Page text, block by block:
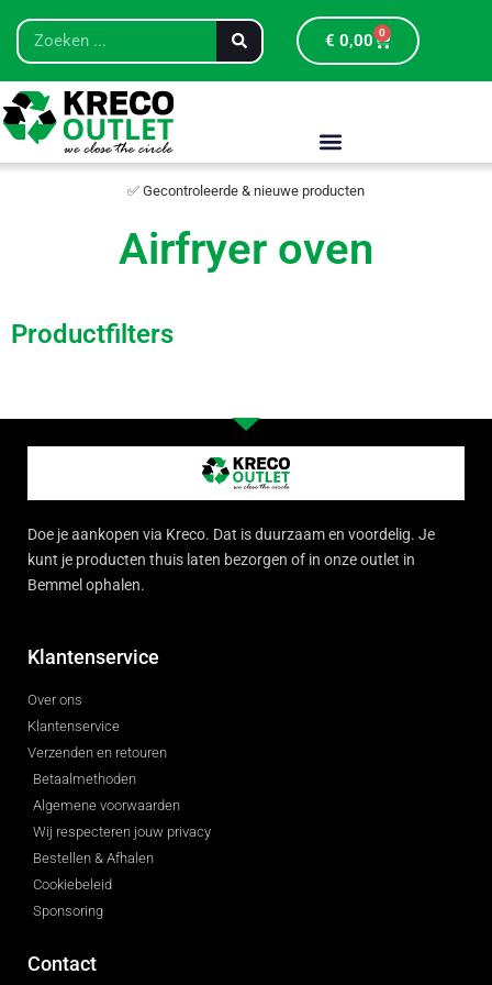
€ 0,00 0
✅ Gecontroleerde & nieuwe producten
Airfryer oven
Productfilters
Doe je aankopen via Kreco. Dat is duurzaam en voordelig. Je
kunt je producten thuis laten bezorgen of in onze outlet in
Bemmel ophalen.
Klantenservice
Over ons
Klantenservice
Verzenden en retouren
Betaalmethoden
Algemene voorwaarden
Wij respecteren jouw privacy
Bestellen & Afhalen
Cookiebeleid
Sponsoring
Contact